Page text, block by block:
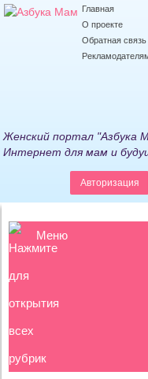
Главная
О проекте
Обратная связь
Женский портал "Азбука
Интернет для мам и
Авторизация
Меню